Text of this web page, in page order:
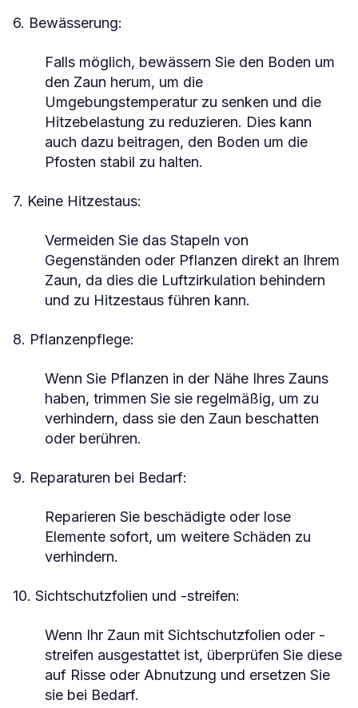
6. Bewässerung:
Falls möglich, bewässern Sie den Boden um
den Zaun herum, um die
Umgebungstemperatur zu senken und die
Hitzebelastung zu reduzieren. Dies kann
auch dazu beitragen, den Boden um die
Pfosten stabil zu halten.
7. Keine Hitzestaus:
Vermeiden Sie das Stapeln von
Gegenständen oder Pflanzen direkt an Ihrem
Zaun, da dies die Luftzirkulation behindern
und zu Hitzestaus führen kann.
8. Pflanzenpflege:
Wenn Sie Pflanzen in der Nähe Ihres Zauns
haben, trimmen Sie sie regelmäßig, um zu
verhindern, dass sie den Zaun beschatten
oder berühren.
9. Reparaturen bei Bedarf:
Reparieren Sie beschädigte oder lose
Elemente sofort, um weitere Schäden zu
verhindern.
10. Sichtschutzfolien und -streifen:
Wenn Ihr Zaun mit Sichtschutzfolien oder -
streifen ausgestattet ist, überprüfen Sie diese
auf Risse oder Abnutzung und ersetzen Sie
sie bei Bedarf.